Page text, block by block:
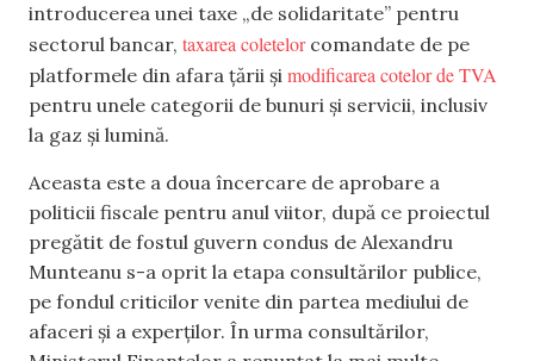
introducerea unei taxe „de solidaritate” pentru
sectorul bancar, taxarea coletelorcomandate de pe
platformele din afara țării și modificarea cotelor de TVA
pentru unele categorii de bunuri și servicii, inclusiv
la gaz și lumină.
Aceasta este a doua încercare de aprobare a
politicii fiscale pentru anul viitor, după ce proiectul
pregătit de fostul guvern condus de Alexandru
Munteanu s-a oprit la etapa consultărilor publice,
pe fondul criticilor venite din partea mediului de
afaceri și a experților. În urma consultărilor,